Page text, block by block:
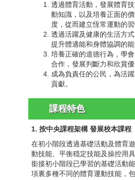
透過體育活動，發展體育
動知識，以及培養正面的
度，從而建立恆常運動的習
透過活躍及健康的生活方
提升體適能和身體協調的能
培養正確的道德行為，學
合作，發展判斷力和欣賞
成為負責任的公民，為活
貢獻。
課程特色
1. 按中央課程架構 發展校本課程
在初小階段透過基礎活動及體育
動技能、平衡穏定技能及操控用
銜接初小階段已學習的基礎活動
項裏多種不同的體育運動技能，